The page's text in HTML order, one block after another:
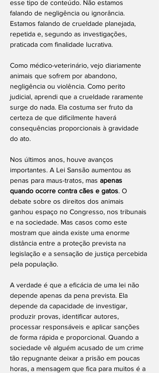
esse tipo de conteúdo. Não estamos
falando de negligência ou ignorância.
Estamos falando de crueldade planejada,
repetida e, segundo as investigações,
praticada com finalidade lucrativa.
Como médico-veterinário, vejo diariamente
animais que sofrem por abandono,
negligência ou violência. Como perito
judicial, aprendi que a crueldade raramente
surge do nada. Ela costuma ser fruto da
certeza de que dificilmente haverá
consequências proporcionais à gravidade
do ato.
Nos últimos anos, houve avanços
importantes. A Lei Sansão aumentou as
penas para maus-tratos, mas apenas
quando ocorre contra cães e gatos. O
debate sobre os direitos dos animais
ganhou espaço no Congresso, nos tribunais
e na sociedade. Mas casos como este
mostram que ainda existe uma enorme
distância entre a proteção prevista na
legislação e a sensação de justiça percebida
pela população.
A verdade é que a eficácia de uma lei não
depende apenas da pena prevista. Ela
depende da capacidade de investigar,
produzir provas, identificar autores,
processar responsáveis e aplicar sanções
de forma rápida e proporcional. Quando a
sociedade vê alguém acusado de um crime
tão repugnante deixar a prisão em poucas
horas, a mensagem que fica para muitos é a